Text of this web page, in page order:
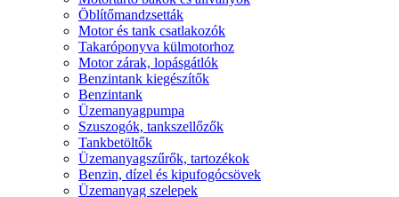
Öblítőmandzsetták
Motor és tank csatlakozók
Takaróponyva külmotorhoz
Motor zárak, lopásgátlók
Benzintank kiegészítők
Benzintank
Üzemanyagpumpa
Szuszogók, tankszellőzők
Tankbetöltők
Üzemanyagszűrők, tartozékok
Benzin, dízel és kipufogócsövek
Üzemanyag szelepek